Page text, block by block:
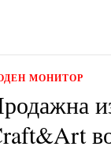
МОНИТОР